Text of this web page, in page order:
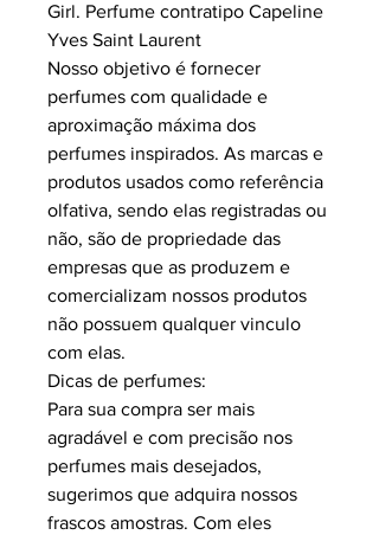
Girl. Perfume contratipo Capeline
Yves Saint Laurent
Nosso objetivo é fornecer
perfumes com qualidade e
aproximação máxima dos
perfumes inspirados. As marcas e
produtos usados como referência
olfativa, sendo elas registradas ou
não, são de propriedade das
empresas que as produzem e
comercializam nossos produtos
não possuem qualquer vinculo
com elas.
Dicas de perfumes:
Para sua compra ser mais
agradável e com precisão nos
perfumes mais desejados,
sugerimos que adquira nossos
frascos amostras. Com eles